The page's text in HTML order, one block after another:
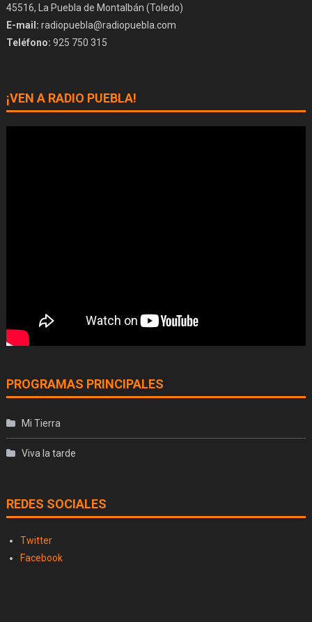
45516, La Puebla de Montalbán (Toledo)
E-mail: radiopuebla@radiopuebla.com
Teléfono: 925 750 315
¡VEN A RADIO PUEBLA!
PROGRAMAS PRINCIPALES
Mi Tierra
Viva la tarde
REDES SOCIALES
Twitter
Facebook